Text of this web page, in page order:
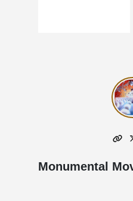
Monumental